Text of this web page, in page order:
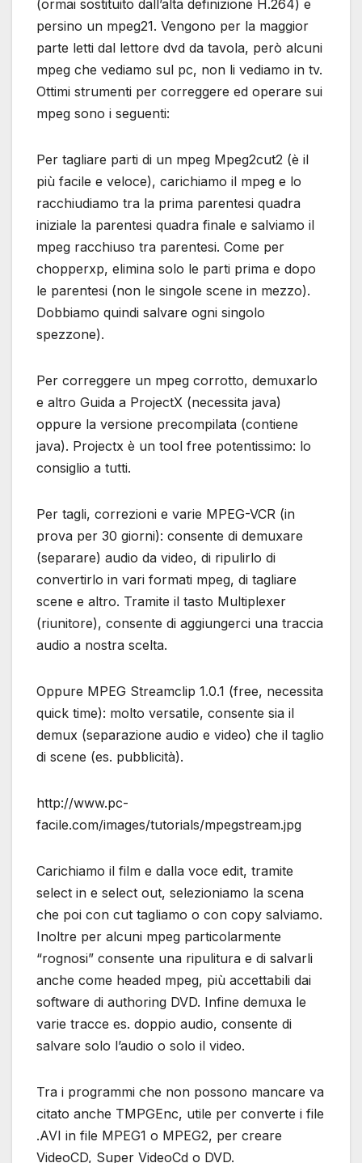
(ormai sostituito dall’alta definizione H.264) e
persino un mpeg21. Vengono per la maggior
parte letti dal lettore dvd da tavola, però alcuni
mpeg che vediamo sul pc, non li vediamo in tv.
Ottimi strumenti per correggere ed operare sui
mpeg sono i seguenti:
Per tagliare parti di un mpeg Mpeg2cut2 (è il
più facile e veloce), carichiamo il mpeg e lo
racchiudiamo tra la prima parentesi quadra
iniziale la parentesi quadra finale e salviamo il
mpeg racchiuso tra parentesi. Come per
chopperxp, elimina solo le parti prima e dopo
le parentesi (non le singole scene in mezzo).
Dobbiamo quindi salvare ogni singolo
spezzone).
Per correggere un mpeg corrotto, demuxarlo
e altro Guida a ProjectX (necessita java)
oppure la versione precompilata (contiene
java). Projectx è un tool free potentissimo: lo
consiglio a tutti.
Per tagli, correzioni e varie MPEG-VCR (in
prova per 30 giorni): consente di demuxare
(separare) audio da video, di ripulirlo di
convertirlo in vari formati mpeg, di tagliare
scene e altro. Tramite il tasto Multiplexer
(riunitore), consente di aggiungerci una traccia
audio a nostra scelta.
Oppure MPEG Streamclip 1.0.1 (free, necessita
quick time): molto versatile, consente sia il
demux (separazione audio e video) che il taglio
di scene (es. pubblicità).
http://www.pc-
facile.com/images/tutorials/mpegstream.jpg
Carichiamo il film e dalla voce edit, tramite
select in e select out, selezioniamo la scena
che poi con cut tagliamo o con copy salviamo.
Inoltre per alcuni mpeg particolarmente
“rognosi” consente una ripulitura e di salvarli
anche come headed mpeg, più accettabili dai
software di authoring DVD. Infine demuxa le
varie tracce es. doppio audio, consente di
salvare solo l’audio o solo il video.
Tra i programmi che non possono mancare va
citato anche TMPGEnc, utile per converte i file
.AVI in file MPEG1 o MPEG2, per creare
VideoCD, Super VideoCd o DVD.